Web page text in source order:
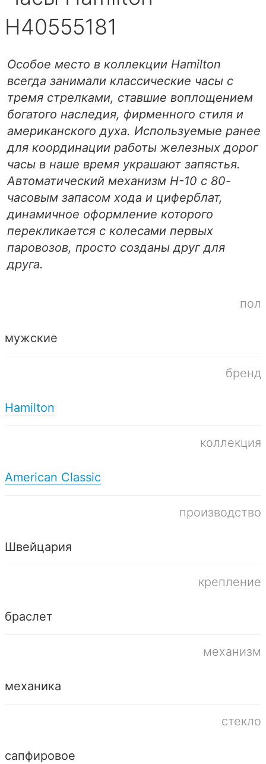
H40555181
Особое место в коллекции Hamilton
всегда занимали классические часы с
тремя стрелками, ставшие воплощением
богатого наследия, фирменного стиля и
американского духа. Используемые ранее
для координации работы железных дорог
часы в наше время украшают запястья.
Автоматический механизм H-10 с 80-
часовым запасом хода и циферблат,
динамичное оформление которого
перекликается с колесами первых
паровозов, просто созданы друг для
друга.
пол
мужские
бренд
Hamilton
коллекция
American Classic
производство
Швейцария
крепление
браслет
механизм
механика
стекло
сапфировое